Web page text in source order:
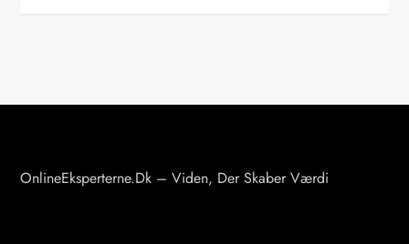
i
OnlineEksperterne.dk – Viden, Der Skaber Værdi